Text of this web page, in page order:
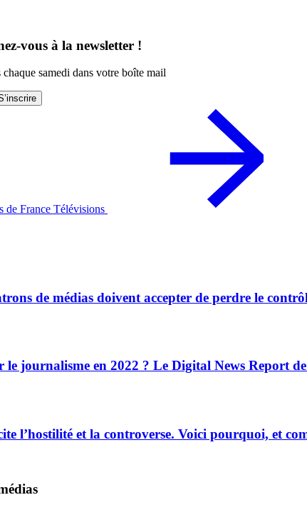
vous à la newsletter !
samedi dans votre boîte mail
de France Télévisions
de médias doivent accepter de perdre le
le journalisme en 2022 ? Le Digital News Report
l’hostilité et la controverse. Voici pourquoi, et